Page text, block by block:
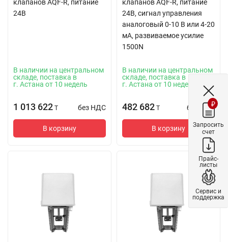
клапанов AQF-R, питание
24В
В наличии на центральном
складе, поставка в
г. Астана от 10 недель
1 013 622 T без НДС
В корзину
клапанов AQF-R, питание
24В, сигнал управления
аналоговый 0-10 В или 4-20
мА, развиваемое усилие
1500N
В наличии на центральном
складе, поставка в
г. Астана от 10 недель
482 682 T без НДС
В корзину
₽
Запросить
счет
Прайс-
листы
Сервис и
поддержка